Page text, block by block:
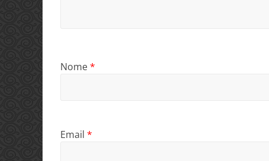
Nome*
Email *